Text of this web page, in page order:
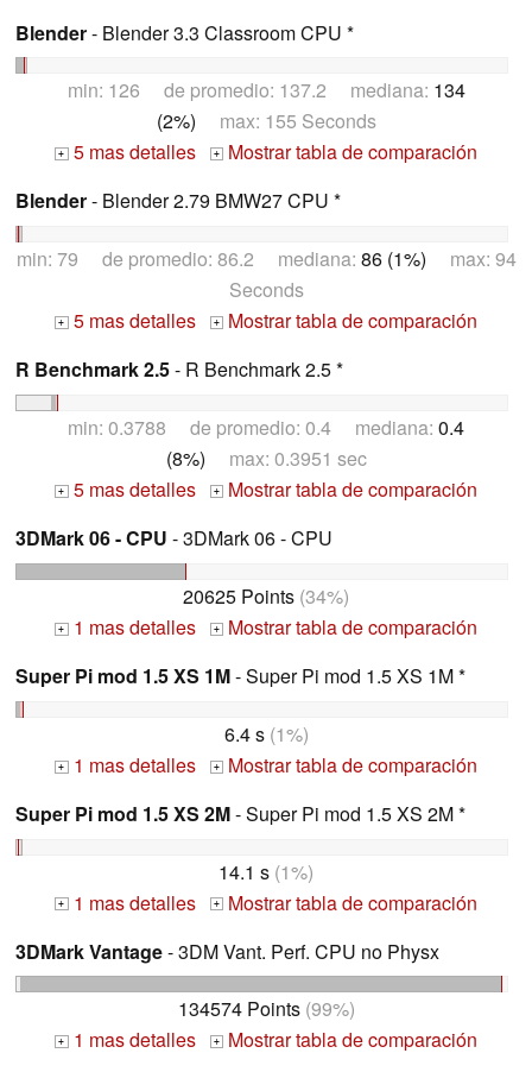
Blender- Blender 3.3 Classroom CPU *
min: 126 de promedio: 137.2 mediana: 134
(2%) max: 155 Seconds
+ 5 mas detalles +
Mostrar tabla de comparación
Blender- Blender 2.79 BMW27 CPU *
min: 79 de promedio: 86.2 mediana: 86 (1%) max: 94
Seconds
+ 5 mas detalles +
Mostrar tabla de comparación
R Benchmark 2.5- R Benchmark 2.5 *
min: 0.3788 de promedio: 0.4 mediana: 0.4
(8%) max: 0.3951 sec
+ 5 mas detalles +
Mostrar tabla de comparación
3DMark 06 - CPU - 3DMark 06 - CPU
20625 Points (34%)
+ 1 mas detalles +
Mostrar tabla de comparación
Super Pi mod 1.5 XS 1M- Super Pi mod 1.5 XS 1M *
6.4 s(1%)
+ 1 mas detalles +
Mostrar tabla de comparación
Super Pi mod 1.5 XS 2M- Super Pi mod 1.5 XS 2M *
14.1 s (1%)
+ 1 mas detalles +
Mostrar tabla de comparación
3DMark Vantage- 3DM Vant. Perf. CPU no Physx
134574 Points(99%)
+ 1 mas detalles +
Mostrar tabla de comparación